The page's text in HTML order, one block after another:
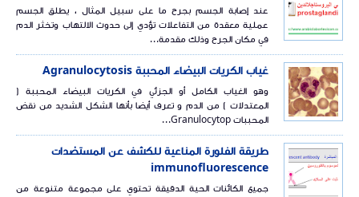
عند إصابة الجسم بجرح ما على سبيل المثال ، يطلق الجسم
عملية معقدة من التفاعلات تؤدي إلى حدوث الالتهاب وتخثر الدم
في مكان الجرح وذلك مقدمة...
غياب الكريات البيضاء المحببة Agranulocytosis
وهو الغياب الكامل أو الجزئي في الكريات البيضاء المحببة (
المعتدلات ) من الدم و تعرف أيضا بأنها الشكل الشديد من نقض
المحببات Granulocytop...
طريقة الفلورة المناعية للكشف عن المستضدات
immunofluorescence
جميع الكائنات الحية الدقيقة تحتوي على مجموعة متنوعة من